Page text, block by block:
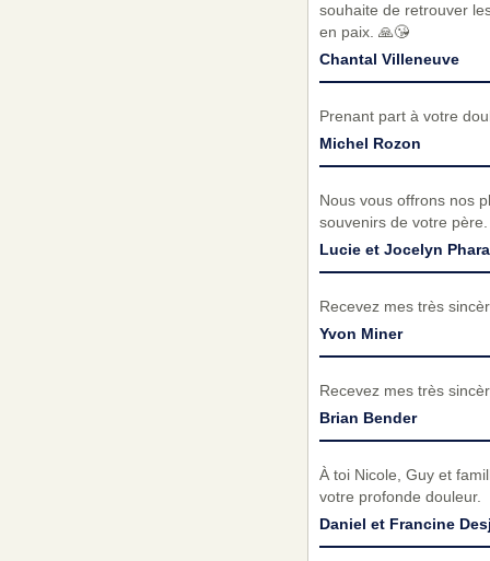
souhaite de retrouver
en paix. 🙏😘
Chantal Villeneuve
Prenant part à votre
Michel Rozon
Nous vous offrons nos
souvenirs de votre père.
Lucie et Jocelyn
Recevez mes très
Yvon Miner
Recevez mes très
Brian Bender
À toi Nicole, Guy et
votre profonde douleur.
Daniel et Francine